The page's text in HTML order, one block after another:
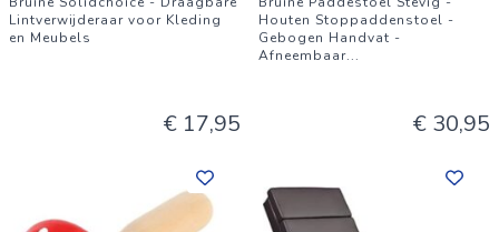
Lintverwijderaar voor Kleding
en Meubels
€ 17,95
Houten Stoppaddenstoel -
Gebogen Handvat -
Afneembaar...
€ 30,95